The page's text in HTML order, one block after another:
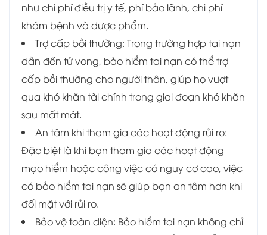
như chi phí điều trị y tế, phí bảo lãnh, chi phí
khám bệnh và dược phẩm.
Trợ cấp bồi thường: Trong trường hợp tai nạn
dẫn đến tử vong, bảo hiểm tai nạn có thể trợ
cấp bồi thường cho người thân, giúp họ vượt
qua khó khăn tài chính trong giai đoạn khó khăn
sau mất mát.
An tâm khi tham gia các hoạt động rủi ro:
Đặc biệt là khi bạn tham gia các hoạt động
mạo hiểm hoặc công việc có nguy cơ cao, việc
có bảo hiểm tai nạn sẽ giúp bạn an tâm hơn khi
đối mặt với rủi ro.
Bảo vệ toàn diện: Bảo hiểm tai nạn không chỉ